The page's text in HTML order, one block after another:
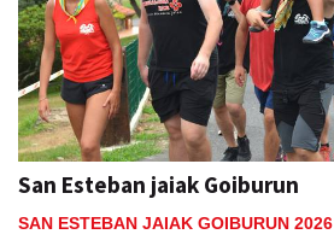
San Esteban jaiak Goiburun
SAN ESTEBAN JAIAK GOIBURUN 2026